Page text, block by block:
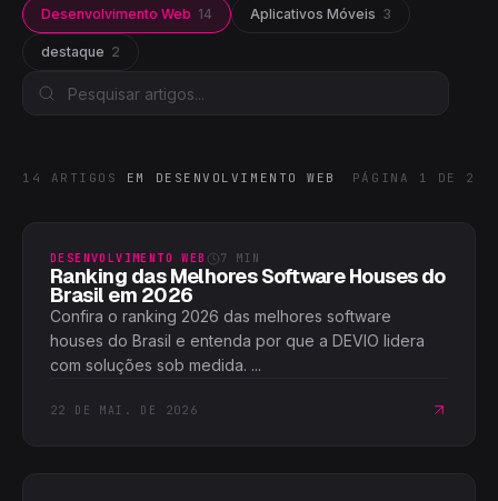
Desenvolvimento Web 14 Aplicativos Móveis 3
destaque 2
14 ARTIGOS EM DESENVOLVIMENTO WEB PÁGINA 1 DE 2
DESENVOLVIMENTO WEB 7 MIN
Ranking das Melhores Software Houses do
Brasil em 2026
Confira o ranking 2026 das melhores software
houses do Brasil e entenda por que a DEVIO lidera
com soluções sob medida. ...
22 DE MAI. DE 2026